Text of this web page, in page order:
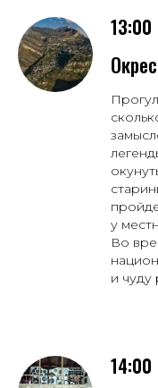
13:00
у
Во
и чуду
14:00